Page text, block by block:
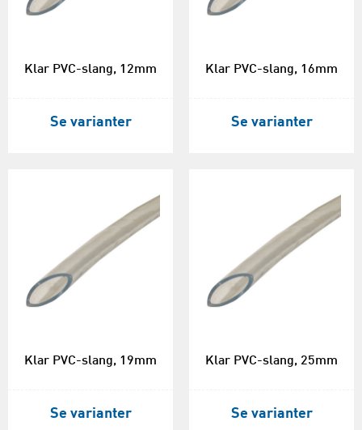
Klar PVC-slang, 12mm
Se varianter
Klar PVC-slang, 16mm
Se varianter
Klar PVC-slang, 19mm
Se varianter
Klar PVC-slang, 25mm
Se varianter